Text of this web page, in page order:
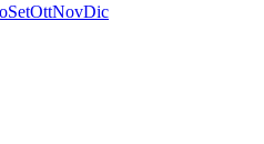
SetOttNovDic